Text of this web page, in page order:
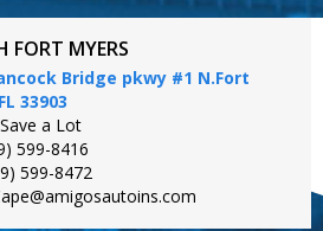
FORT MYERS
Bridge pkwy #1 N.Fort
33903
a Lot
599-8416
599-8472